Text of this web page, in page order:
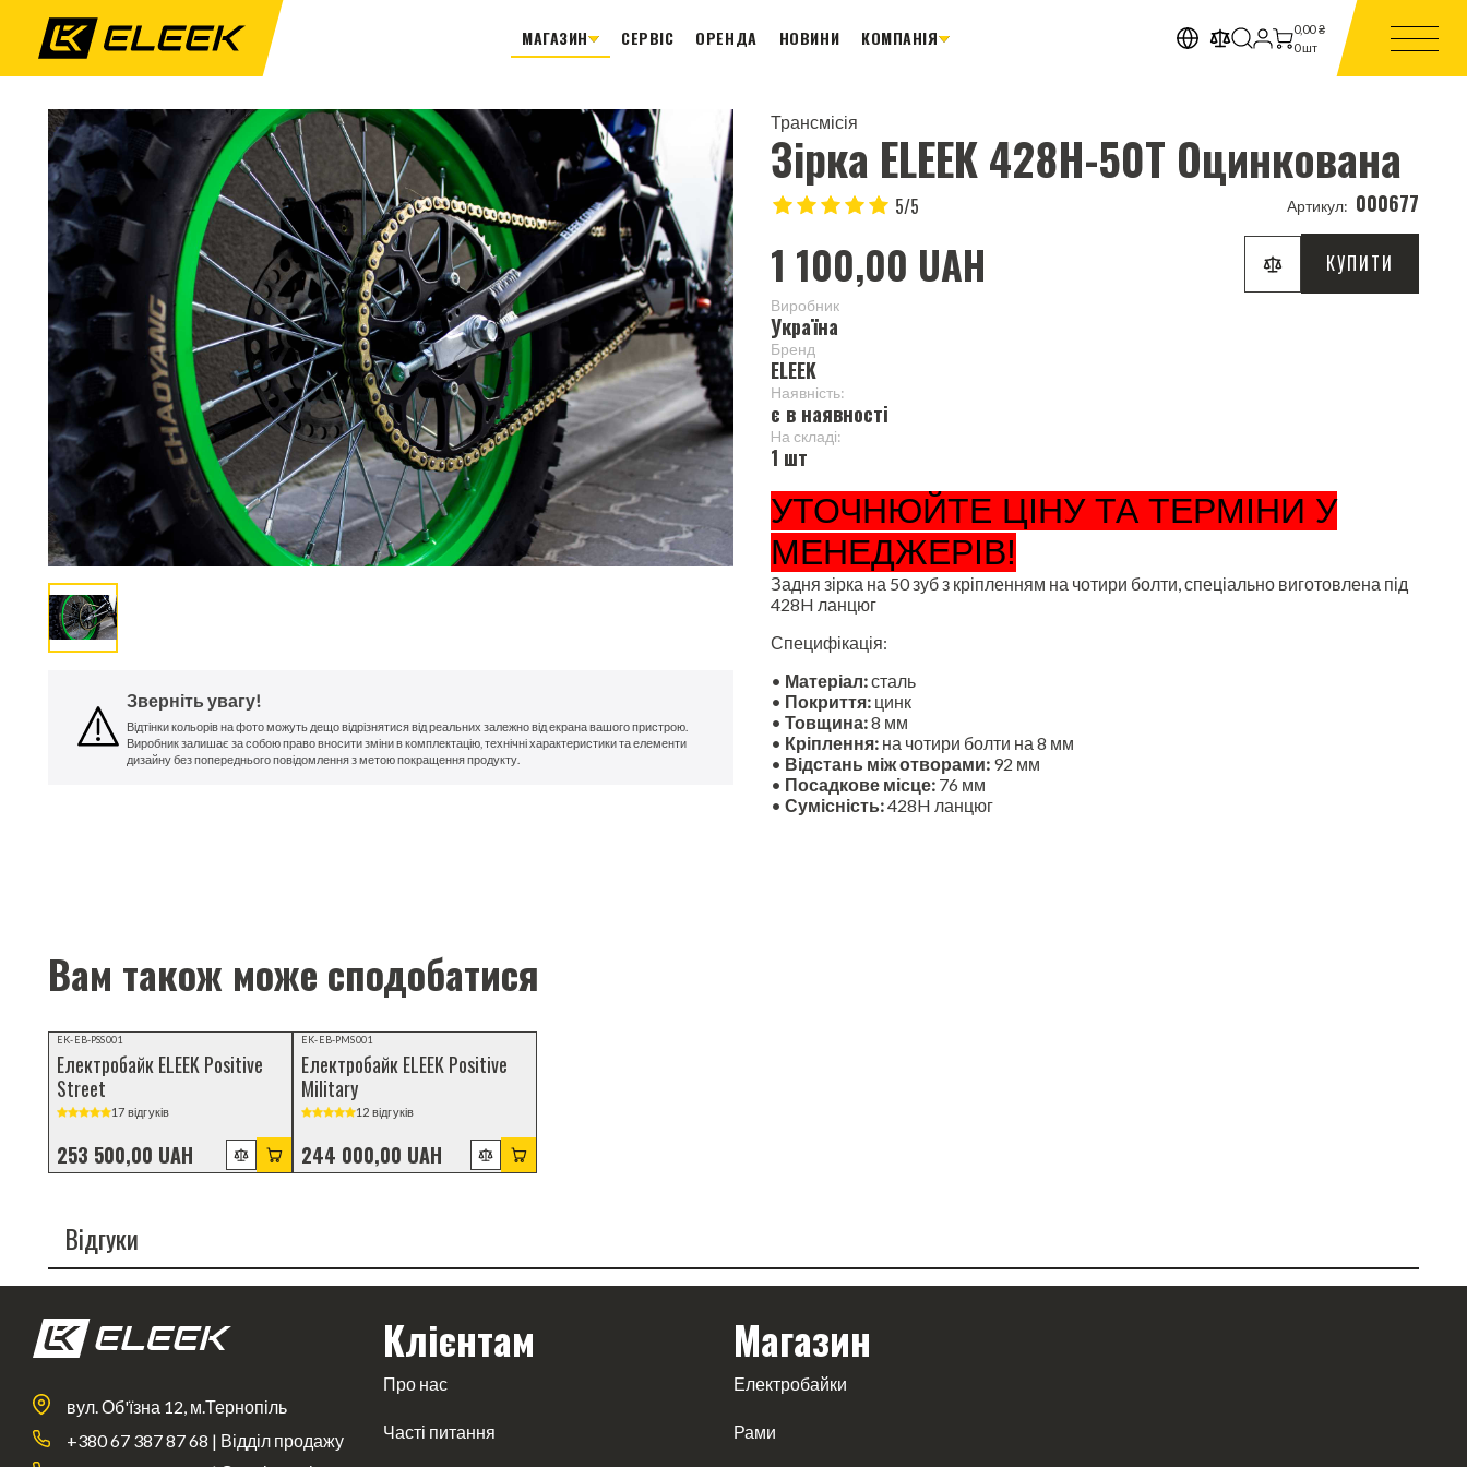
МАГАЗИН СЕРВІС ОРЕНДА НОВИНИ КОМПАНІЯ 0,00₴
0шт
Трансмісія
Зірка ELEEK 428H-50T Оцинкована
5/5 Артикул: 000677
Зверніть увагу!
Відтінки кольорів на фото можуть дещо відрізнятися від реальних залежно від екрана вашого пристрою.
Виробник залишає за собою право вносити зміни в комплектацію, технічні характеристики та елементи
дизайну без попереднього повідомлення з метою покращення продукту.
1 100,00 UAH КУПИТИ
Виробник
Україна
Бренд
ELEEK
Наявність:
є в наявності
Hа складі:
1 шт
УТОЧНЮЙТЕ ЦІНУ ТА ТЕРМІНИ У
МЕНЕДЖЕРІВ!
Задня зірка на 50 зуб з кріпленням на чотири болти, спеціально виготовлена під
428H ланцюг
Специфікація:
• Матеріал:сталь
• Покриття: цинк
• Товщина:8 мм
• Кріплення: на чотири болти на 8 мм
• Відстань між отворами: 92 мм
• Посадкове місце: 76 мм
• Сумісність:428H ланцюг
Вам також може сподобатися
EK-EB-PSS001
Електробайк ELEEK Positive
Street
17 відгуків
253 500,00 UAH
Відеоогляд
EK-EB-PMS001
Електробайк ELEEK Positive
Military
12 відгуків
244 000,00 UAH
Відгуки
вул. Об'їзна 12, м.Тернопіль
+380 67 387 87 68 | Відділ продажу
Клієнтам
Про нас
Часті питання
Магазин
Електробайки
Рами